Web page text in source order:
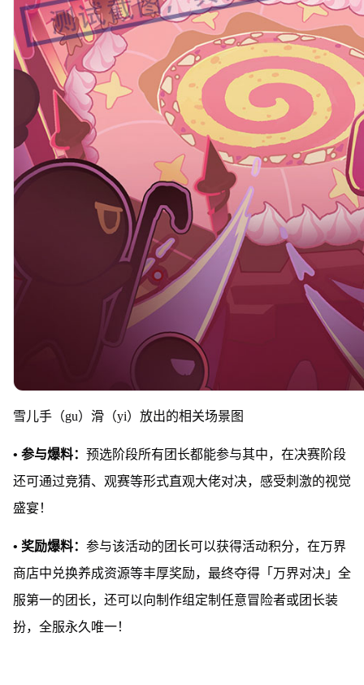
雪儿手（gu）滑（yi）放出的相关场景图
• 参与爆料： 预选阶段所有团长都能参与其中，在决赛阶段
还可通过竞猜、观赛等形式直观大佬对决，感受刺激的视觉
盛宴！
• 奖励爆料： 参与该活动的团长可以获得活动积分，在万界
商店中兑换养成资源等丰厚奖励，最终夺得「万界对决」全
服第一的团长，还可以向制作组定制任意冒险者或团长装
扮，全服永久唯一！